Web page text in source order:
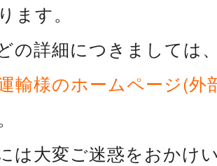
ます。
の詳細につきましては
輸様のホームページ(外
は大変ご迷惑をおかけ